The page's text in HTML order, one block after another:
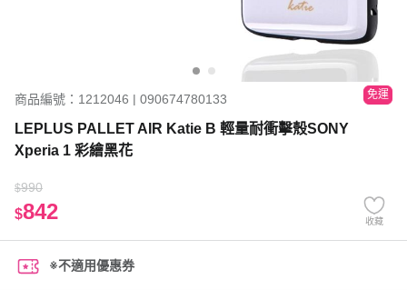
商品編號：1212046 | 090674780133 免運
LEPLUS PALLET AIR Katie B 輕量耐衝擊殼SONY
Xperia 1 彩繪黑花
$990
$842 收藏
※不適用優惠券